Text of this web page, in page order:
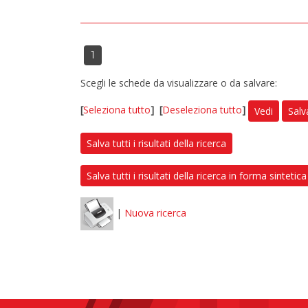
1
Scegli le schede da visualizzare o da salvare:
[Seleziona tutto] [Deseleziona tutto] Vedi
Salva tutti i risultati della ricerca
Salva tutti i risultati della ricerca in forma sintetica
| Nuova ricerca